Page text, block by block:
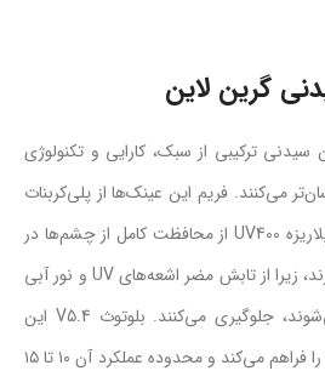
گرین لاین
ترکیبی از سبک، کارایی و تکنولوژی
می‌کنند. فریم این عینک‌ها از پلی‌کربنات
مقاوم ساخته شده و لنزهای پلاریزه UV400 از محافظت کامل از چشم‌ها در
استفاده طولانی‌مدت برخوردارند، زیرا از تابش مضر اشعه‌های UV و نور آبی
که باعث خستگی چشم می‌شوند، جلوگیری می‌کنند. بلوتوث V5.4 این
عینک‌ها امکان اتصال بی‌وقفه را فراهم می‌کند و محدوده عملکرد آن ۱۰ تا ۱۵